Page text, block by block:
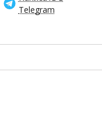
Telegram